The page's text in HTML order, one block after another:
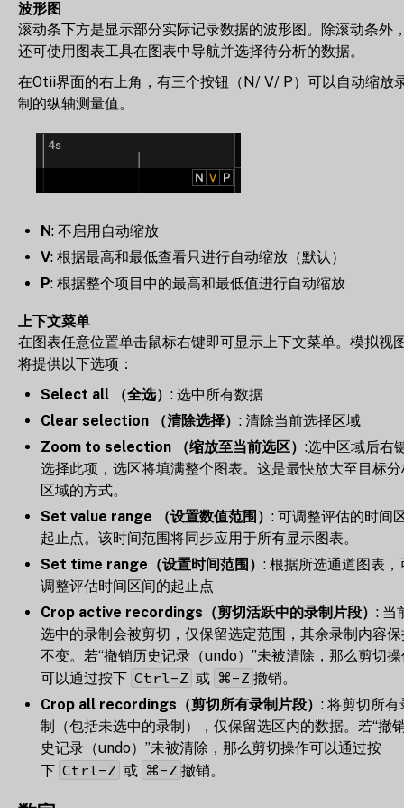
波形图
滚动条下方是显示部分实际记录数据的波形图。除滚动条外
还可使用图表工具在图表中导航并选择待分析的数据。
在Otii界面的右上角，有三个按钮（N/ V/ P）可以自动缩放
制的纵轴测量值。
N: 不启用自动缩放
V: 根据最高和最低查看只进行自动缩放（默认）
P: 根据整个项目中的最高和最低值进行自动缩放
上下文菜单
在图表任意位置单击鼠标右键即可显示上下文菜单。模拟视
将提供以下选项：
Select all （全选） : 选中所有数据
Clear selection （清除选择） : 清除当前选择区域
Zoom to selection （缩放至当前选区） :选中区域后右
选择此项，选区将填满整个图表。这是最快放大至目标
区域的方式。
Set value range （设置数值范围） : 可调整评估的时间
起止点。该时间范围将同步应用于所有显示图表。
Set time range（设置时间范围） : 根据所选通道图表，
调整评估时间区间的起止点
Crop active recordings（剪切活跃中的录制片段） : 当
选中的录制会被剪切，仅保留选定范围，其余录制内容
不变。若“撤销历史记录（undo）”未被清除，那么剪切
可以通过按下 Ctrl-Z 或 ⌘-Z 撤销。
Crop all recordings（剪切所有录制片段） : 将剪切所有
制（包括未选中的录制），仅保留选区内的数据。若“撤
史记录（undo）”未被清除，那么剪切操作可以通过按
下 Ctrl-Z 或 ⌘-Z 撤销。